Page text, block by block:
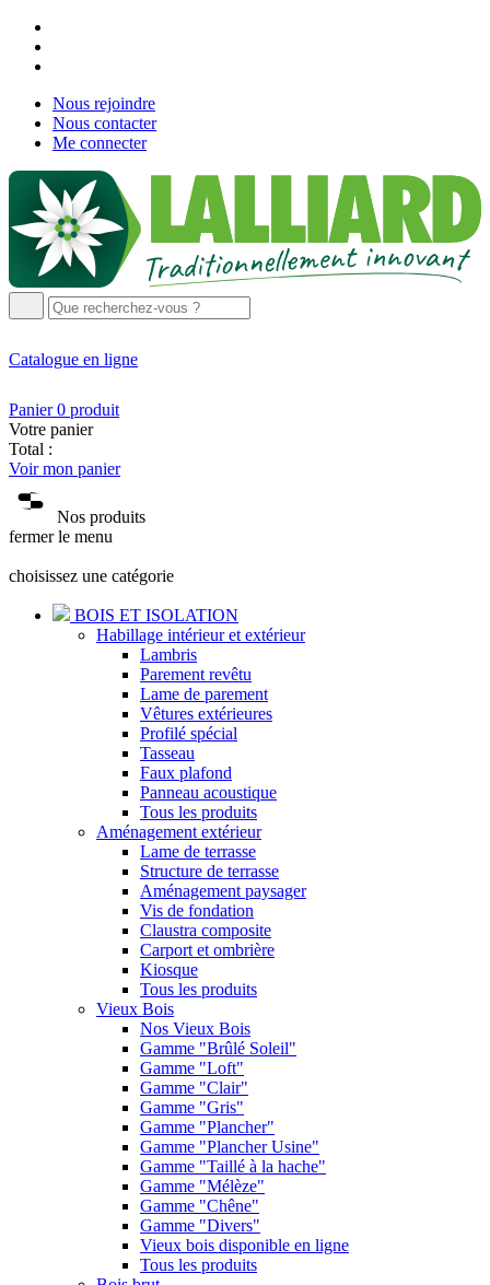
Nous rejoindre
Nous contacter
Me connecter
Catalogue en ligne
Panier 0 produit
Votre panier
Total :
Voir mon panier
Nos produits
fermer le menu
choisissez une catégorie
BOIS ET ISOLATION
Habillage intérieur et extérieur
Lambris
Parement revêtu
Lame de parement
Vêtures extérieures
Profilé spécial
Tasseau
Faux plafond
Panneau acoustique
Tous les produits
Aménagement extérieur
Lame de terrasse
Structure de terrasse
Aménagement paysager
Vis de fondation
Claustra composite
Carport et ombrière
Kiosque
Tous les produits
Vieux Bois
Nos Vieux Bois
Gamme "Brûlé Soleil"
Gamme "Loft"
Gamme "Clair"
Gamme "Gris"
Gamme "Plancher"
Gamme "Plancher Usine"
Gamme "Taillé à la hache"
Gamme "Mélèze"
Gamme "Chêne"
Gamme "Divers"
Vieux bois disponible en ligne
Tous les produits